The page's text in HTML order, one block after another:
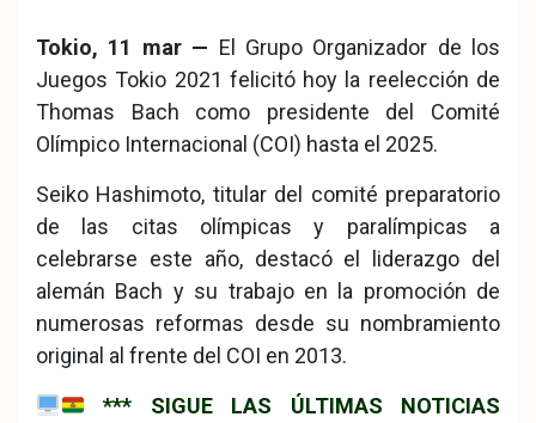
eb
ook
pp
Tokio, 11 mar — El Grupo Organizador de los
Juegos Tokio 2021 felicitó hoy la reelección de
Thomas Bach como presidente del Comité
Olímpico Internacional (COI) hasta el 2025.
Seiko Hashimoto, titular del comité preparatorio
de las citas olímpicas y paralímpicas a
celebrarse este año, destacó el liderazgo del
alemán Bach y su trabajo en la promoción de
numerosas reformas desde su nombramiento
original al frente del COI en 2013.
*** SIGUE LAS ÚLTIMAS NOTICIAS